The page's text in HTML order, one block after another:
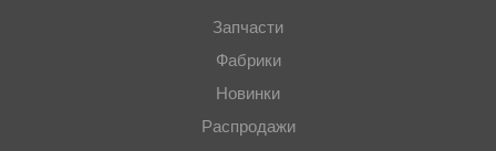
Запчасти
Фабрики
Новинки
Распродажи